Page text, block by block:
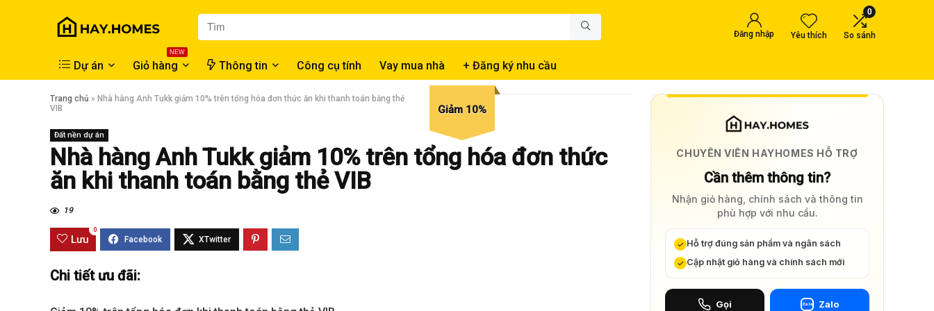
Đăng nhập Yêu thích
0
So sánh
Dự án
NEW
Giỏ hàng Thông tin Công cụ tính Vay mua nhà + Đăng ký nhu cầu
Giảm 10%
Trang chủ » Nhà hàng Anh Tukk giảm 10% trên tổng hóa đơn thức ăn khi thanh toán bằng thẻ
VIB
Đất nền dự án
Nhà hàng Anh Tukk giảm 10% trên tổng hóa đơn thức
ăn khi thanh toán bằng thẻ VIB
19
Lưu
0
Chi tiết ưu đãi:
CHUYÊN VIÊN HAYHOMES HỖ TRỢ
Cần thêm thông tin?
Nhận giỏ hàng, chính sách và thông tin
phù hợp với nhu cầu.
Hỗ trợ đúng sản phẩm và ngân sách
Cập nhật giỏ hàng và chính sách mới
Gọi Zalo Zalo